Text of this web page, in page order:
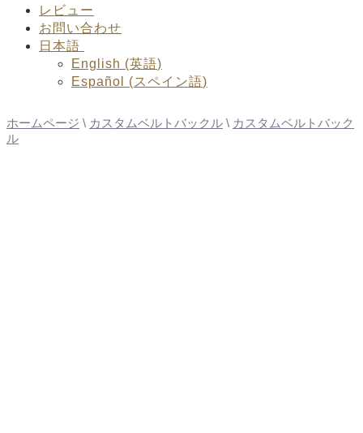
レビュー
お問い合わせ
日本語
English (英語)
Español
(スペイン語)
ホームページ \ カスタムベルトバックル \ カスタムベルトバック
ル